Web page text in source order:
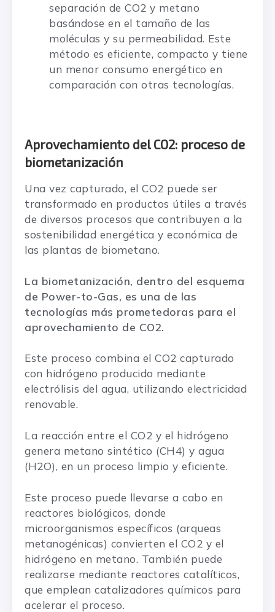
separación de CO2 y metano
basándose en el tamaño de las
moléculas y su permeabilidad. Este
método es eficiente, compacto y tiene
un menor consumo energético en
comparación con otras tecnologías.
Aprovechamiento del CO2: proceso de
biometanización
Una vez capturado, el CO2 puede ser
transformado en productos útiles a través
de diversos procesos que contribuyen a la
sostenibilidad energética y económica de
las plantas de biometano.
La biometanización, dentro del esquema
de Power-to-Gas, es una de las
tecnologías más prometedoras para el
aprovechamiento de CO2.
Este proceso combina el CO2 capturado
con hidrógeno producido mediante
electrólisis del agua, utilizando electricidad
renovable.
La reacción entre el CO2 y el hidrógeno
genera metano sintético (CH4) y agua
(H2O), en un proceso limpio y eficiente.
Este proceso puede llevarse a cabo en
reactores biológicos, donde
microorganismos específicos (arqueas
metanogénicas) convierten el CO2 y el
hidrógeno en metano. También puede
realizarse mediante reactores catalíticos,
que emplean catalizadores químicos para
acelerar el proceso.